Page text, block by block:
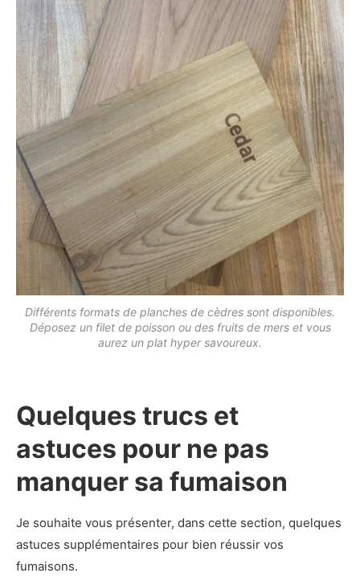
Différents formats de planches de cèdres sont disponibles.
Déposez un filet de poisson ou des fruits de mers et vous
aurez un plat hyper savoureux.
Quelques trucs et
astuces pour ne pas
manquer sa fumaison
Je souhaite vous présenter, dans cette section, quelques
astuces supplémentaires pour bien réussir vos
fumaisons.